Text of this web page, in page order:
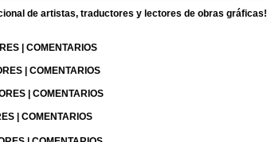
de artistas, traductores y lectores de obras gráficas!
| COMENTARIOS
| COMENTARIOS
| COMENTARIOS
| COMENTARIOS